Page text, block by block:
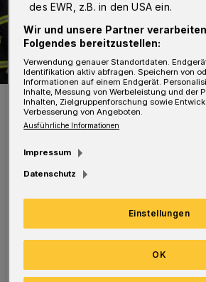
Die Einsatzkräfte hatten die Lage schnell im
Foto: Christoph Petersen
Flammen mit einem
Griff. Eine Person wurde
Einsatzmaßnahme vom
des EWR, z.B. in den USA ein.
Wir und unsere Partner
Folgendes bereitzustellen:
Verwendung genauer Standortdaten.
Identifikation aktiv abfragen. Speichern von
Informationen auf einem Endgerät.
Inhalte, Messung von Werbeleistung und der
Inhalten, Zielgruppenforschung sowie
Verbesserung von Angeboten.
Ausführliche Informationen
Impressum
Datenschutz
Einstellungen
OK